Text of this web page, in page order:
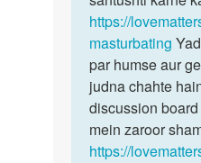
by
https://
masturbating
par humse aur
judna chahte
discussion board
mein zaroor
https://